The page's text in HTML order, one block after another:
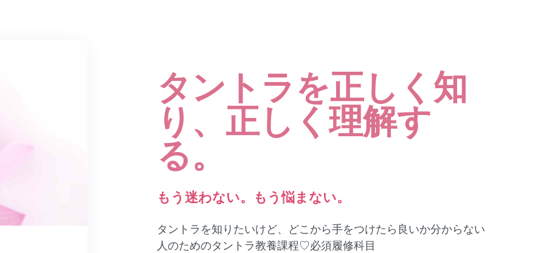
タントラを正しく知
り、正しく理解す
る。
もう迷わない。もう悩まない。
タントラを知りたいけど、どこから手をつけたら良いか分からない
人のためのタントラ教養課程♡必須履修科目